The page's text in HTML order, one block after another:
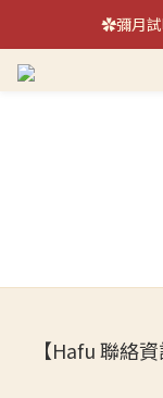
單日銷量
✿彌月試
來自日
【Hafu 聯絡資